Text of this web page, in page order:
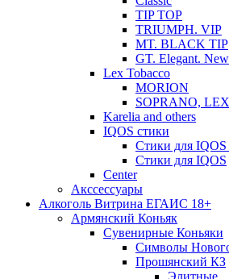
TIP TOP
TRIUMPH. VIP
MT. BLACK TIP
GT. Elegant.
Lex Tobacco
MORION
SOPRANO,
Karelia and others
IQOS стики
Стики для
Стики для IQOS
Сenter
Акссессуары
Алкоголь Витрина ЕГАИС 18+
Армянский Коньяк
Сувенирные Коньяки
Символы
Прошянский КЗ
Элитные